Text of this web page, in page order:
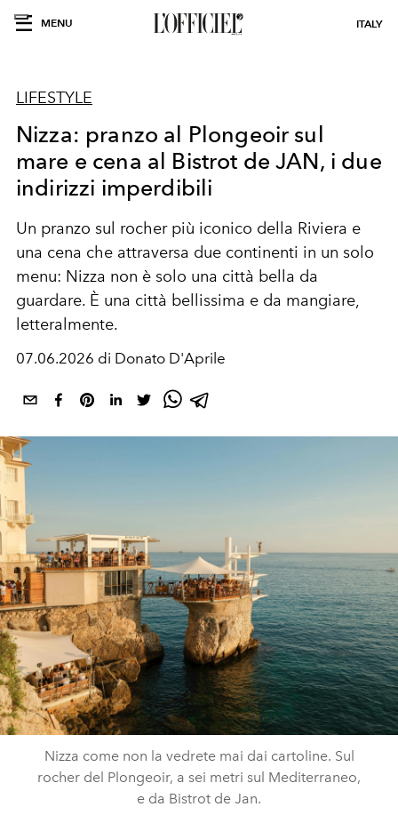
MENU ITALY
LIFESTYLE
Nizza: pranzo al Plongeoir sul
mare e cena al Bistrot de JAN, i due
indirizzi imperdibili
Un pranzo sul rocher più iconico della Riviera e
una cena che attraversa due continenti in un solo
menu: Nizza non è solo una città bella da
guardare. È una città bellissima e da mangiare,
letteralmente.
07.06.2026 di Donato D'Aprile
Nizza come non la vedrete mai dai cartoline. Sul
rocher del Plongeoir, a sei metri sul Mediterraneo,
e da Bistrot de Jan.